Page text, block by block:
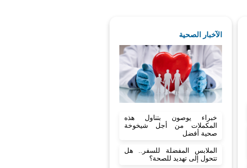
الآخبار الصحية
خبراء يوصون بتناول هذه
المكملات من أجل شيخوخة
صحية أفضل
الملابس المفضلة للسفر.. هل
تتحول إلى تهديد للصحة؟